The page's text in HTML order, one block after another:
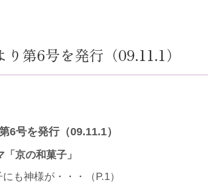
り第6号を発行（09.11.1）
6号を発行（09.11.1）
京の和菓子」
神様が・・・（P.1）